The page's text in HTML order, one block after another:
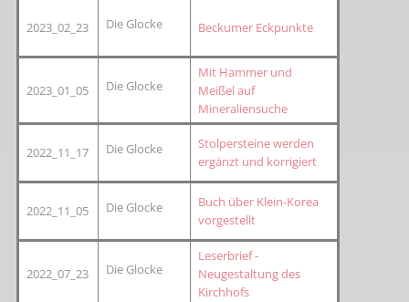
2023_02_23 Die Glocke Beckumer Eckpunkte
2023_01_05 Die Glocke
Mit Hammer und
Meißel auf
Mineraliensuche
2022_11_17 Die Glocke
Stolpersteine werden
ergänzt und korrigiert
2022_11_05 Die Glocke
Buch über Klein-Korea
vorgestellt
2022_07_23 Die Glocke
Leserbrief -
Neugestaltung des
Kirchhofs